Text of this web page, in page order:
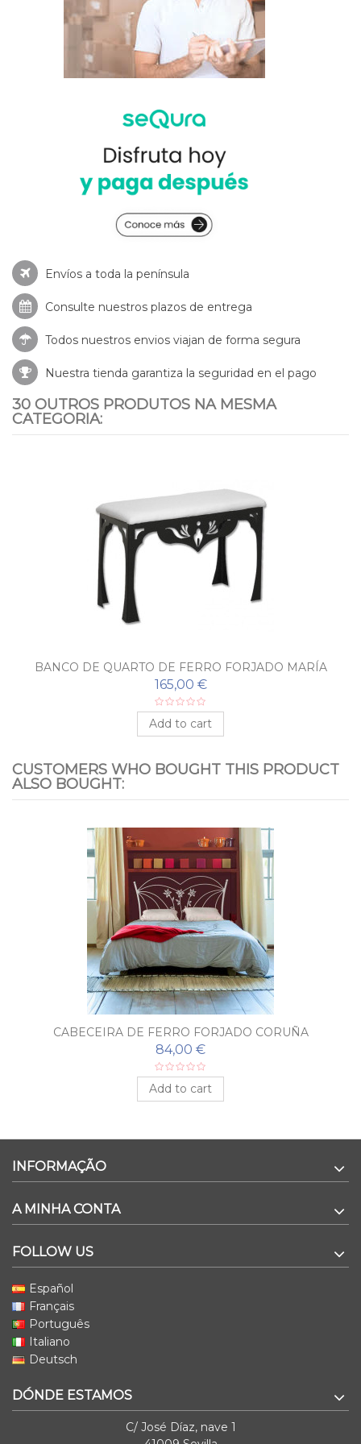
Envíos a toda la península
Consulte nuestros plazos de entrega
Todos nuestros envios viajan de forma segura
Nuestra tienda garantiza la seguridad en el pago
30 OUTROS PRODUTOS NA MESMA
CATEGORIA:
BANCO DE QUARTO DE FERRO FORJADO MARÍA
LUISA
165,00 €
Add to cart
CUSTOMERS WHO BOUGHT THIS PRODUCT
ALSO BOUGHT:
CABECEIRA DE FERRO FORJADO CORUÑA
84,00 €
Add to cart
INFORMAÇÃO
A MINHA CONTA
FOLLOW US
Español
Français
Português
Italiano
Deutsch
DÓNDE ESTAMOS
C/ José Díaz, nave 1